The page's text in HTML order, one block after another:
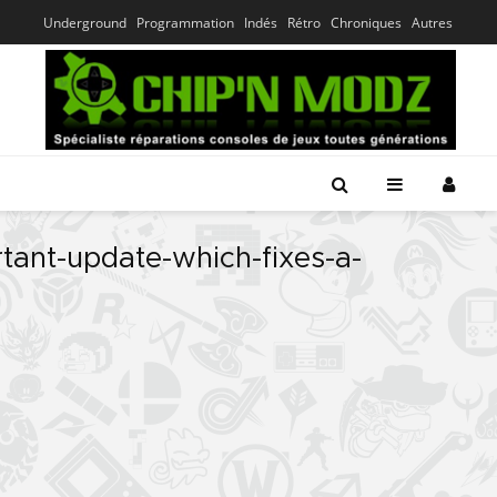
Underground Programmation Indés Rétro Chroniques Autres
update-which-fixes-a-